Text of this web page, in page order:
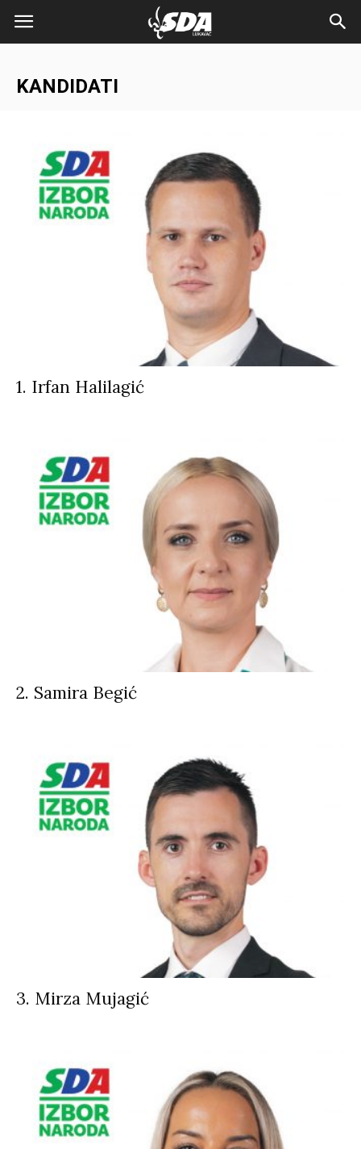
KANDIDATI
1. Irfan Halilagić
2. Samira Begić
3. Mirza Mujagić